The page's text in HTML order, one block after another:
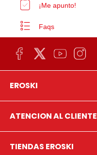
¡Me apunto!
Faqs
EROSKI
ATENCION AL CLIENTE
TIENDAS EROSKI